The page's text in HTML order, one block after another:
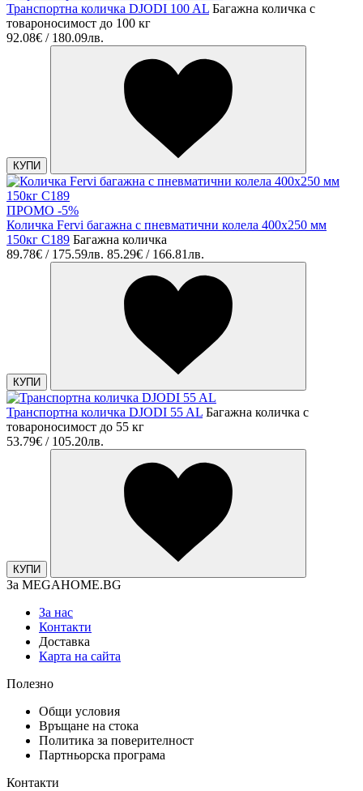
Транспортна количка DJODI 100 AL Багажна количка с
товароносимост до 100 кг
92.08€ / 180.09лв.
КУПИ
ПРОМО -5%
Количка Fervi багажна с пневматични колела 400х250 мм
150кг C189 Багажна количка
89.78€ / 175.59лв. 85.29€ / 166.81лв.
КУПИ
Транспортна количка DJODI 55 AL Багажна количка с
товароносимост до 55 кг
53.79€ / 105.20лв.
КУПИ
За MEGAHOME.BG
За нас
Контакти
Доставка
Карта на сайта
Полезно
Общи условия
Връщане на стока
Политика за поверителност
Партньорска програма
Контакти